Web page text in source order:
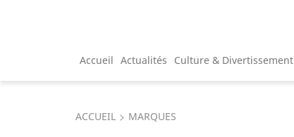
Accueil Actualités Culture & Divertissement
ACCUEIL MARQUES